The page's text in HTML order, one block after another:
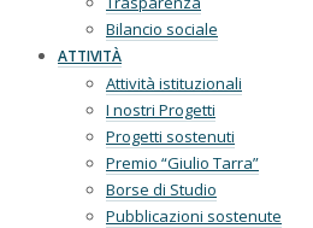
Bilancio sociale
ATTIVITÀ
Attività istituzionali
I nostri Progetti
Progetti sostenuti
Premio “Giulio Tarra”
Borse di Studio
Pubblicazioni sostenute